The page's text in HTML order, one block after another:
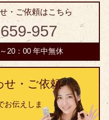
・ご依頼はこちら
957
20：00 年中無休
せ・ご依頼
お伝えしま